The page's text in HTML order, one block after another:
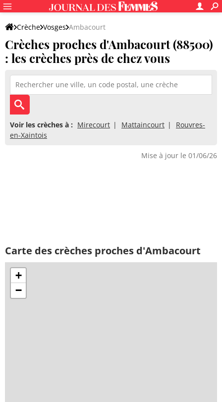
Crèche Vosges Ambacourt
Crèches proches d'Ambacourt (88500)
: les crèches près de chez vous
Voir les crèches à : Mirecourt Mattaincourt
Rouvres-
en-Xaintois
Mise à jour le 01/06/26
Carte des crèches proches d'Ambacourt
+
−